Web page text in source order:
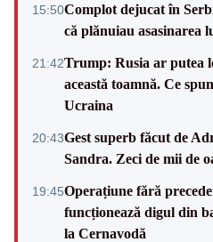
15:50Complot dejucat în
că plănuiau asasinarea
21:42Trump: Rusia ar putea
această toamnă. Ce
Ucraina
20:43Gest superb făcut de
Sandra. Zeci de mii de
19:45Operațiune fără
funcționează digul din
la Cernavodă